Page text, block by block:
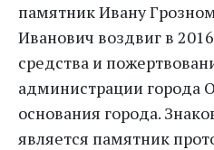
памятник Ивану
Иванович воздвиг в
средства и
администрации города
основания города.
является памятник